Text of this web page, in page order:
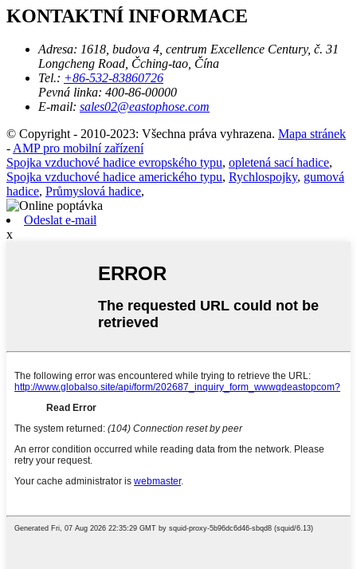
KONTAKTNÍ INFORMACE
Adresa: 1618, budova 4, centrum Excellence Century, č. 31
Longcheng Road, Čching-tao, Čína
Tel.: +86-532-83860726
Pevná linka: 400-86-00000
E-mail: sales02@eastophose.com
© Copyright - 2010-2023: Všechna práva vyhrazena. Mapa stránek
-AMP pro mobilní zařízení
Spojka vzduchové hadice evropského typu, opletená sací hadice,
Spojka vzduchové hadice amerického typu, Rychlospojky, gumová
hadice, Průmyslová hadice,
Odeslat e-mail
x